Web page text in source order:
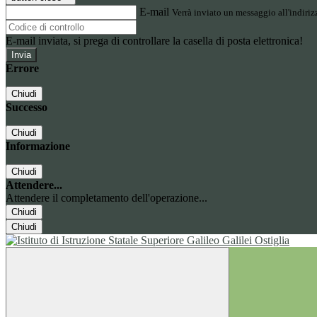
E-mail Verrà inviato un messaggio
E-mail inviata, si prega di controllare la casella di posta elettronica!
Errore
Chiudi
Successo
Chiudi
Informazione
Chiudi
Attendere...
Attendere il completamento dell'operazione...
Chiudi
Chiudi